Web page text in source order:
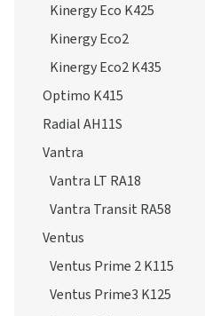
Kinergy Eco K425
Kinergy Eco2
Kinergy Eco2 K435
Optimo K415
Radial AH11S
Vantra
Vantra LT RA18
Vantra Transit RA58
Ventus
Ventus Prime 2 K115
Ventus Prime3 K125